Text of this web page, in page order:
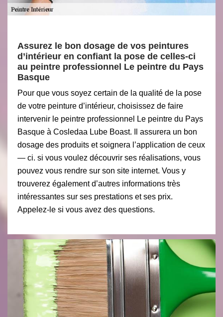
Assurez le bon dosage de vos peintures
d’intérieur en confiant la pose de celles-ci
au peintre professionnel Le peintre du Pays
Basque
Pour que vous soyez certain de la qualité de la pose
de votre peinture d’intérieur, choisissez de faire
intervenir le peintre professionnel Le peintre du Pays
Basque à Cosledaa Lube Boast. Il assurera un bon
dosage des produits et soignera l’application de ceux
— ci. si vous voulez découvrir ses réalisations, vous
pouvez vous rendre sur son site internet. Vous y
trouverez également d’autres informations très
intéressantes sur ses prestations et ses prix.
Appelez-le si vous avez des questions.